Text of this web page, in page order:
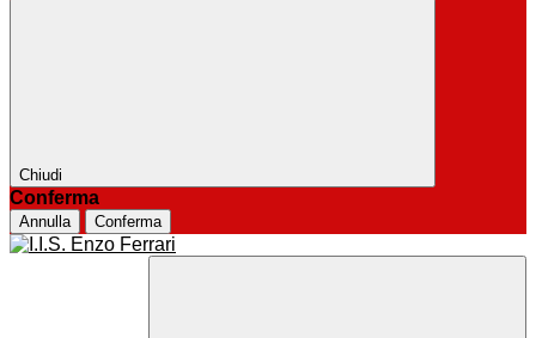
Chiudi
Conferma
Annulla Conferma